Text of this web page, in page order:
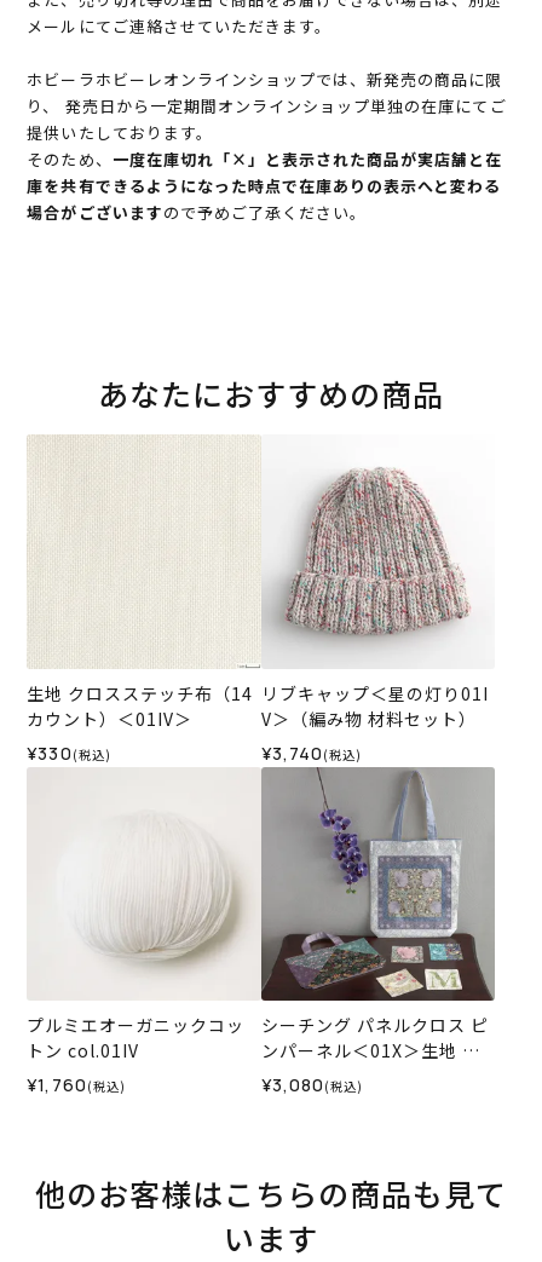
メールにてご連絡させていただきます。
ホビーラホビーレオンラインショップでは、新発売の商品に限
り、 発売日から一定期間オンラインショップ単独の在庫にてご
提供いたしております。
そのため、 一度在庫切れ「×」と表示された商品が実店舗と在
庫を共有できるようになった時点で在庫ありの表示へと変わる
場合がございますので予めご了承ください。
あなたにおすすめの商品
生地 クロスステッチ布（14
カウント）＜01IV＞
¥330 (税込)
リブキャップ＜星の灯り01I
V＞（編み物 材料セット）
¥3,740 (税込)
プルミエオーガニックコッ
トン col.01IV
¥1,760 (税込)
シーチング パネルクロス ピ
ンパーネル＜01X＞生地 ホ
ビーラホビーレデザインコ
レクション
¥3,080 (税込)
他のお客様はこちらの商品も見て
います